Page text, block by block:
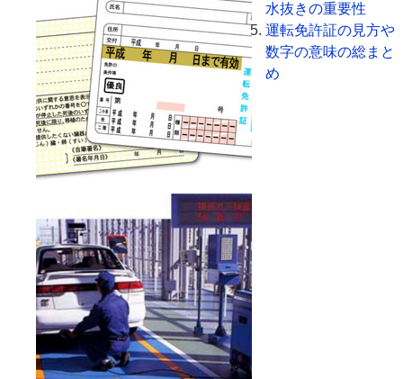
水抜きの重要性
運転免許証の見方や
数字の意味の総まと
め